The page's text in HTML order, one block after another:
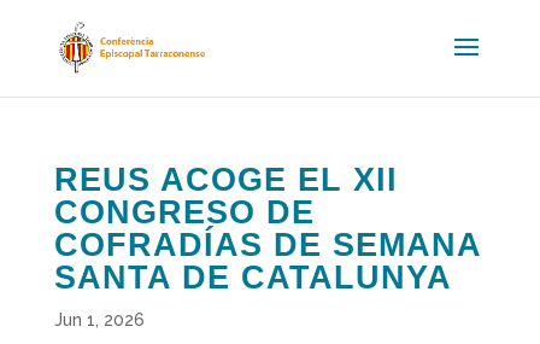
REUS ACOGE EL XII
CONGRESO DE
COFRADÍAS DE SEMANA
SANTA DE CATALUNYA
Jun 1, 2026